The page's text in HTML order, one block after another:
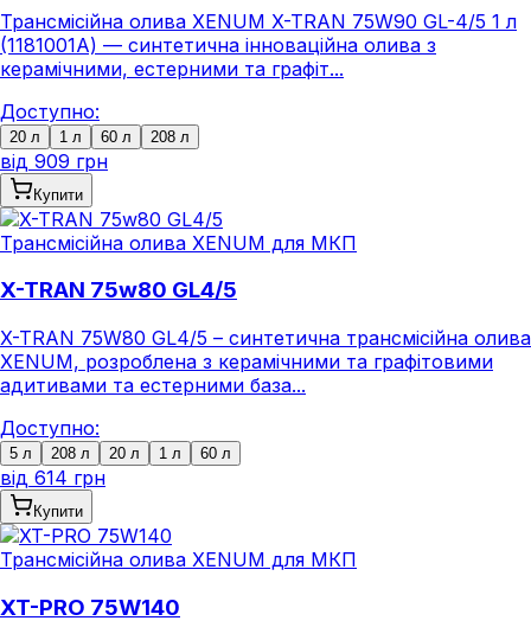
Трансмісійна олива XENUM X-TRAN 75W90 GL-4/5 1 л
(1181001A) — синтетична інноваційна олива з
керамічними, естерними та графіт...
Доступно:
20 л 1 л 60 л 208 л
від 909 грн
Купити
Трансмісійна олива XENUM для МКП
X-TRAN 75w80 GL4/5
X-TRAN 75W80 GL4/5 – синтетична трансмісійна олива
XENUM, розроблена з керамічними та графітовими
адитивами та естерними база...
Доступно:
5 л 208 л 20 л 1 л 60 л
від 614 грн
Купити
Трансмісійна олива XENUM для МКП
XT-PRO 75W140